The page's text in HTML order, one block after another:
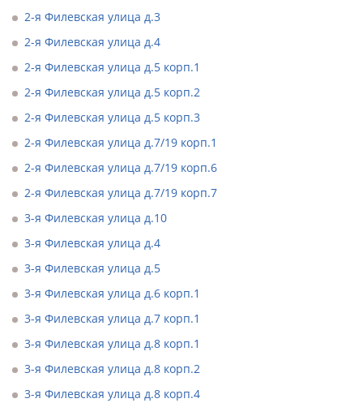
2-я Филевская улица д.3
2-я Филевская улица д.4
2-я Филевская улица д.5 корп.1
2-я Филевская улица д.5 корп.2
2-я Филевская улица д.5 корп.3
2-я Филевская улица д.7/19 корп.1
2-я Филевская улица д.7/19 корп.6
2-я Филевская улица д.7/19 корп.7
3-я Филевская улица д.10
3-я Филевская улица д.4
3-я Филевская улица д.5
3-я Филевская улица д.6 корп.1
3-я Филевская улица д.7 корп.1
3-я Филевская улица д.8 корп.1
3-я Филевская улица д.8 корп.2
3-я Филевская улица д.8 корп.4